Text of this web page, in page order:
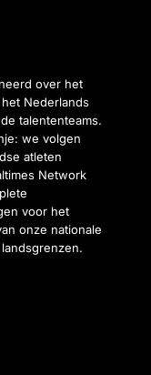
over het
Nederlands
talententeams.
we volgen
atleten
Network
voor het
onze nationale